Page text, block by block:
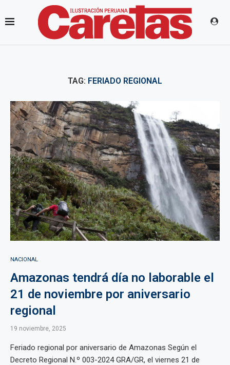
TAG: FERIADO REGIONAL
NACIONAL
Amazonas tendrá día no laborable el
21 de noviembre por aniversario
regional
19 noviembre, 2025
Feriado regional por aniversario de Amazonas Según el
Decreto Regional N.º 003-2024 GRA/GR, el viernes 21 de